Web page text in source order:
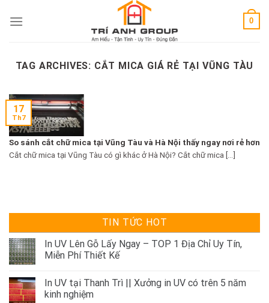
0
TAG ARCHIVES: CẮT MICA GIÁ RẺ TẠI VŨNG TÀU
So sánh cắt chữ mica tại Vũng Tàu và Hà Nội thấy ngay nơi rẻ hơn
Cắt chữ mica tại Vũng Tàu có gì khác ở Hà Nội? Cắt chữ mica [...]
17
Th7
TIN TỨC HOT
In UV Lên Gỗ Lấy Ngay – TOP 1 Địa Chỉ Uy Tín,
Miễn Phí Thiết Kế
In UV tại Thanh Trì || Xưởng in UV có trên 5 năm
kinh nghiệm